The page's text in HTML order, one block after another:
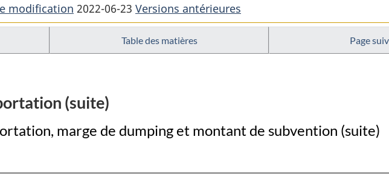
complet
:
Loi
d’importation
:
d’importation
modification 2022-06-23 Versions antérieures
Table des matières Page
(suite)
marge de dumping et montant de subvention (suite)